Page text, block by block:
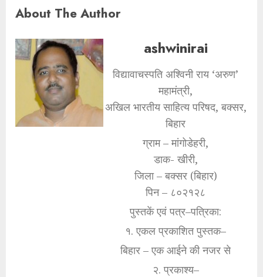
About The Author
ashwinirai
विद्यावाचस्पति अश्विनी राय ‘अरुण’
महामंत्री,
अखिल भारतीय साहित्य परिषद, बक्सर,
बिहार
ग्राम – मांगोडेहरी,
डाक- खीरी,
जिला – बक्सर (बिहार)
पिन – ८०२१२८
पुस्तकें एवं पत्र–पत्रिका:
१. एकल प्रकाशित पुस्तक–
बिहार – एक आईने की नजर से
२. प्रकाश्य–